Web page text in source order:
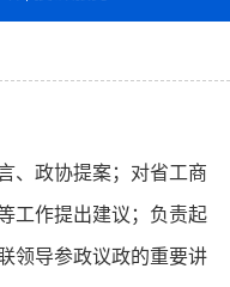
、政协提案；对省工商
工作提出建议；负责起
领导参政议政的重要讲